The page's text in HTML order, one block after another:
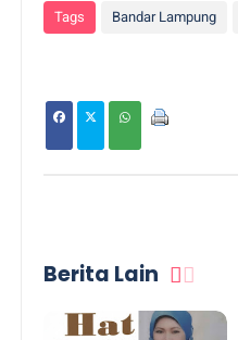
Tags Bandar Lampung
Berita Lain